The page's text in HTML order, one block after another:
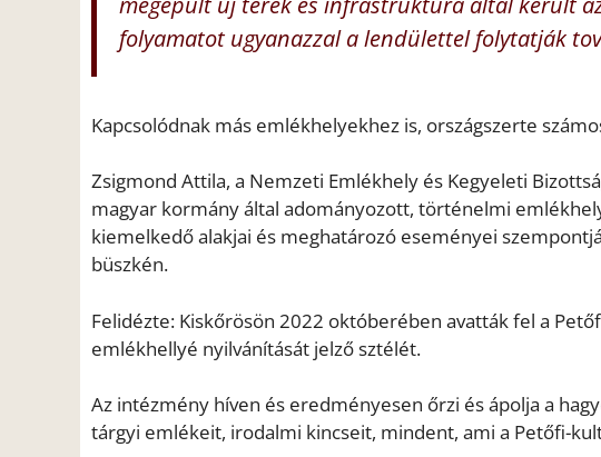
folyamatot ugyanazzal a lendülettel folytatják
Kapcsolódnak más emlékhelyekhez is, országszerte
Zsigmond Attila, a Nemzeti Emlékhely és Kegyeleti
magyar kormány által adományozott, történelmi
kiemelkedő alakjai és meghatározó eseményei
büszkén.
Felidézte: Kiskőrösön 2022 októberében avatták fel a
emlékhellyé nyilvánítását jelző sztélét.
Az intézmény híven és eredményesen őrzi és ápolja a
tárgyi emlékeit, irodalmi kincseit, mindent, ami a Petőfi-